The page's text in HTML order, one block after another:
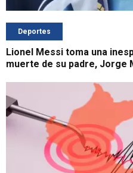
Deportes
Lionel Messi toma una
muerte de su padre, Jorge